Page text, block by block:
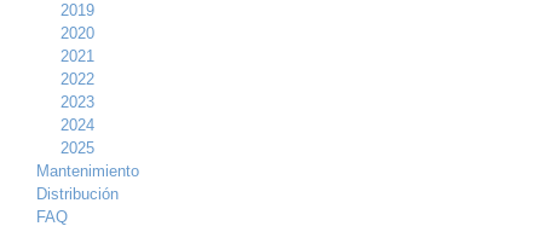
2019
2020
2021
2022
2023
2024
2025
Mantenimiento
Distribución
FAQ